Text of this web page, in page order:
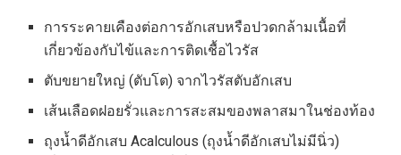
การระคายเคืองต่อการอักเสบหรือปวดกล้ามเนื้อที่
เกี่ยวข้องกับไข้และการติดเชื้อไวรัส
ตับขยายใหญ่ (ตับโต) จากไวรัสตับอักเสบ
เส้นเลือดฝอยรั่วและการสะสมของพลาสมาในช่องท้อง
ถุงน้ำดีอักเสบ Acalculous (ถุงน้ำดีอักเสบไม่มีนิ่ว)